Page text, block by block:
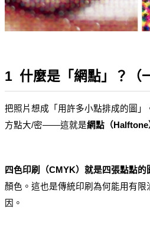
1  什麼是「網點」？（
把照片想成「用許多小點排成的圖
方點大/密——這就是網點（Halftone
四色印刷（CMYK）就是四張點點的
顏色。這也是傳統印刷為何能用有限
因。